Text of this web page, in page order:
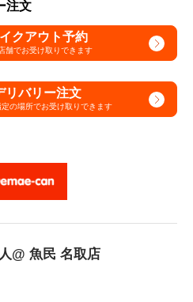
注文
クアウト予約
舗でお受け取りできます
リバリー注文
定の場所でお受け取りできます
@ 魚民 名取店